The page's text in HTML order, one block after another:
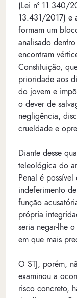
(Lei nº 11.340/
13.431/2017) e
formam um
analisado
encontram
Constituição,
prioridade aos
do jovem e
o dever de
negligência,
crueldade e
Diante desse
teleológica do
Penal é
indeferimento
função
própria
seria negar-lhe
em que mais
O STJ, porém,
examinou a
risco concreto,